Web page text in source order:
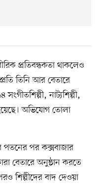
প্রতিবন্ধকতা থাকলেও
তিনি আর বেতারে
নাট্যশিল্পী,
অভিযোগ তোলা
পতনের পর কক্সবাজার
বেতারে অনুষ্ঠান করতে
শিল্পীদের বাদ দেওয়া